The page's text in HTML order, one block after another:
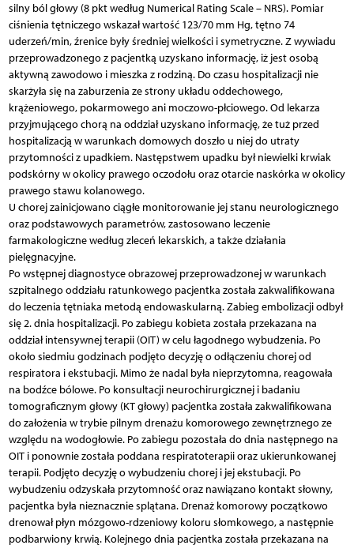
silny ból głowy (8 pkt według Numerical Rating Scale – NRS). Pomiar
ciśnienia tętniczego wskazał wartość 123/70 mm Hg, tętno 74
uderzeń/min, źrenice były średniej wielkości i symetryczne. Z wywiadu
przeprowadzonego z pacjentką uzyskano informację, iż jest osobą
aktywną zawodowo i mieszka z rodziną. Do czasu hospitalizacji nie
skarżyła się na zaburzenia ze strony układu oddechowego,
krążeniowego, pokarmowego ani moczowo-płciowego. Od lekarza
przyjmującego chorą na oddział uzyskano informację, że tuż przed
hospitalizacją w warunkach domowych doszło u niej do utraty
przytomności z upadkiem. Następstwem upadku był niewielki krwiak
podskórny w okolicy prawego oczodołu oraz otarcie naskórka w okolicy
prawego stawu kolanowego.
U chorej zainicjowano ciągłe monitorowanie jej stanu neurologicznego
oraz podstawowych parametrów, zastosowano leczenie
farmakologiczne według zleceń lekarskich, a także działania
pielęgnacyjne.
Po wstępnej diagnostyce obrazowej przeprowadzonej w warunkach
szpitalnego oddziału ratunkowego pacjentka została zakwalifikowana
do leczenia tętniaka metodą endowaskularną. Zabieg embolizacji odbył
się 2. dnia hospitalizacji. Po zabiegu kobieta została przekazana na
oddział intensywnej terapii (OIT) w celu łagodnego wybudzenia. Po
około siedmiu godzinach podjęto decyzję o odłączeniu chorej od
respiratora i ekstubacji. Mimo że nadal była nieprzytomna, reagowała
na bodźce bólowe. Po konsultacji neurochirurgicznej i badaniu
tomograficznym głowy (KT głowy) pacjentka została zakwalifikowana
do założenia w trybie pilnym drenażu komorowego zewnętrznego ze
względu na wodogłowie. Po zabiegu pozostała do dnia następnego na
OIT i ponownie została poddana respiratoterapii oraz ukierunkowanej
terapii. Podjęto decyzję o wybudzeniu chorej i jej ekstubacji. Po
wybudzeniu odzyskała przytomność oraz nawiązano kontakt słowny,
pacjentka była nieznacznie splątana. Drenaż komorowy początkowo
drenował płyn mózgowo-rdzeniowy koloru słomkowego, a następnie
podbarwiony krwią. Kolejnego dnia pacjentka została przekazana na